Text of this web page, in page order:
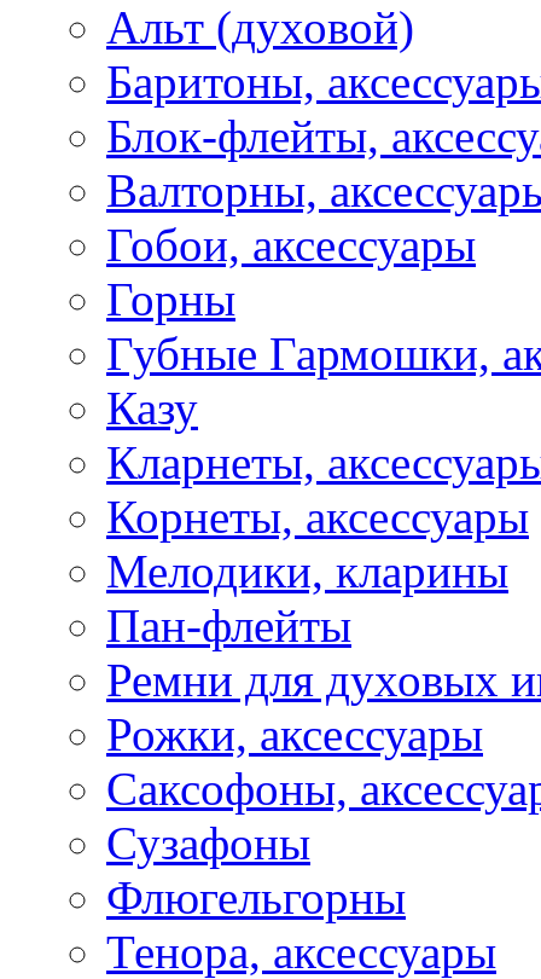
Альт (духовой)
Баритоны,
Блок-флейты,
Валторны,
Гобои, аксессуары
Горны
Губные Гармошки,
Казу
Кларнеты,
Корнеты, аксессуары
Мелодики, кларины
Пан-флейты
Ремни для духовых
Рожки, аксессуары
Саксофоны,
Сузафоны
Флюгельгорны
Тенора, аксессуары